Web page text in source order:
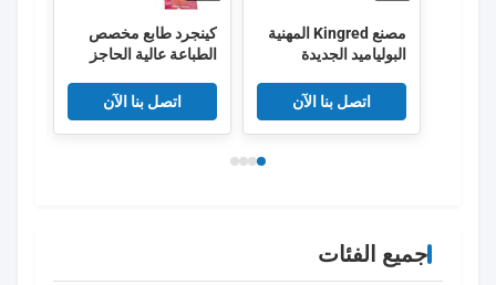
مصنع Kingred المهنية
البولياميد الجديدة
الصف الغذائي OEM
اتصل بنا الآن
كينجرد طابع مخصص
الطباعة عالية الحاجز
النقانق غلاف فيلم
الصين
اتصل بنا الآن
جميع الفئات